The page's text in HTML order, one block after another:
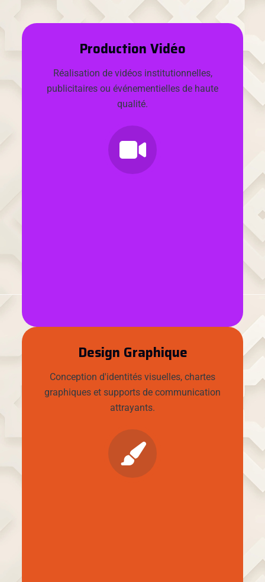
Production Vidéo
Réalisation de vidéos institutionnelles,
publicitaires ou événementielles de haute
qualité.
Design Graphique
Conception d'identités visuelles, chartes
graphiques et supports de communication
attrayants.